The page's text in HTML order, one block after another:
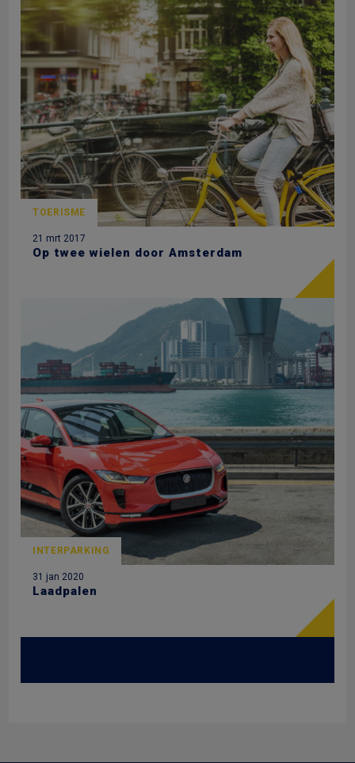
TOERISME
21 mrt 2017
Op twee wielen door Amsterdam
INTERPARKING
31 jan 2020
Laadpalen